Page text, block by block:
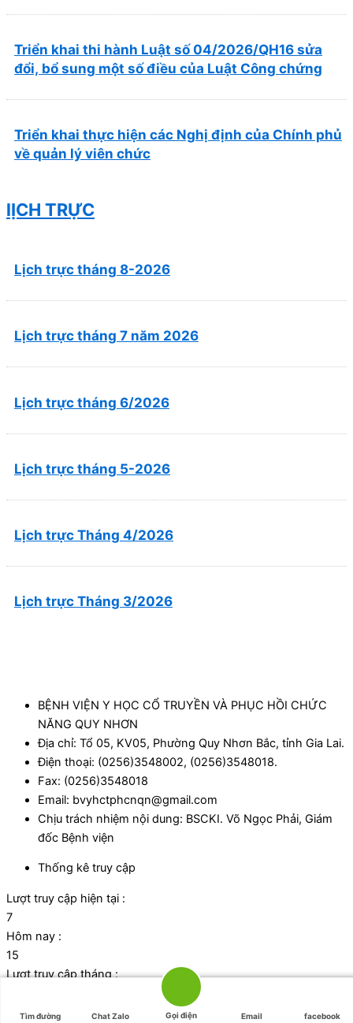
Triển khai thi hành Luật số 04/2026/QH16 sửa
đổi, bổ sung một số điều của Luật Công chứng
Triển khai thực hiện các Nghị định của Chính phủ
về quản lý viên chức
lỊCH TRỰC
Lịch trực tháng 8-2026
Lịch trực tháng 7 năm 2026
Lịch trực tháng 6/2026
Lịch trực tháng 5-2026
Lịch trực Tháng 4/2026
Lịch trực Tháng 3/2026
BỆNH VIỆN Y HỌC CỔ TRUYỀN VÀ PHỤC HỒI CHỨC
NĂNG QUY NHƠN
Địa chỉ: Tổ 05, KV05, Phường Quy Nhơn Bắc, tỉnh Gia Lai.
Điện thoại: (0256)3548002, (0256)3548018.
Fax: (0256)3548018
Email: bvyhctphcnqn@gmail.com
Chịu trách nhiệm nội dung: BSCKI. Võ Ngọc Phải, Giám
đốc Bệnh viện
Tìm đường Chat Zalo Gọi điện Email facebook
Thống kê truy cập
Lượt truy cập hiện tại :
7
Hôm nay :
15
Lượt truy cập tháng :
Tổng lượt truy cập: